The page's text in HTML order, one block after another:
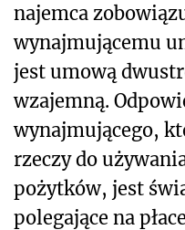
najemca
wynajmującemu
jest umową
wzajemną.
wynajmującego,
rzeczy do
pożytków, jest
polegające na